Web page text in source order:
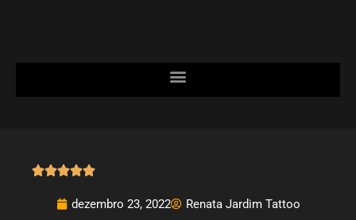

dezembro 23, 2022 Renata Jardim Tattoo